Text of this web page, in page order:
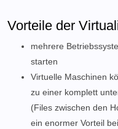
Vorteile der
mehrere
starten
Virtuelle Maschinen
zu einer komplett
(Files zwischen den
ein enormer Vorteil